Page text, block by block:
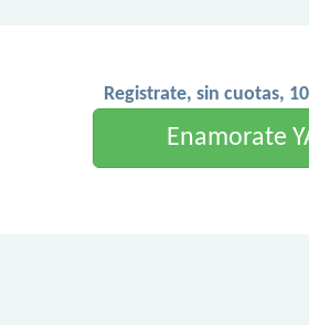
Registrate, sin cuotas,
Enamorate